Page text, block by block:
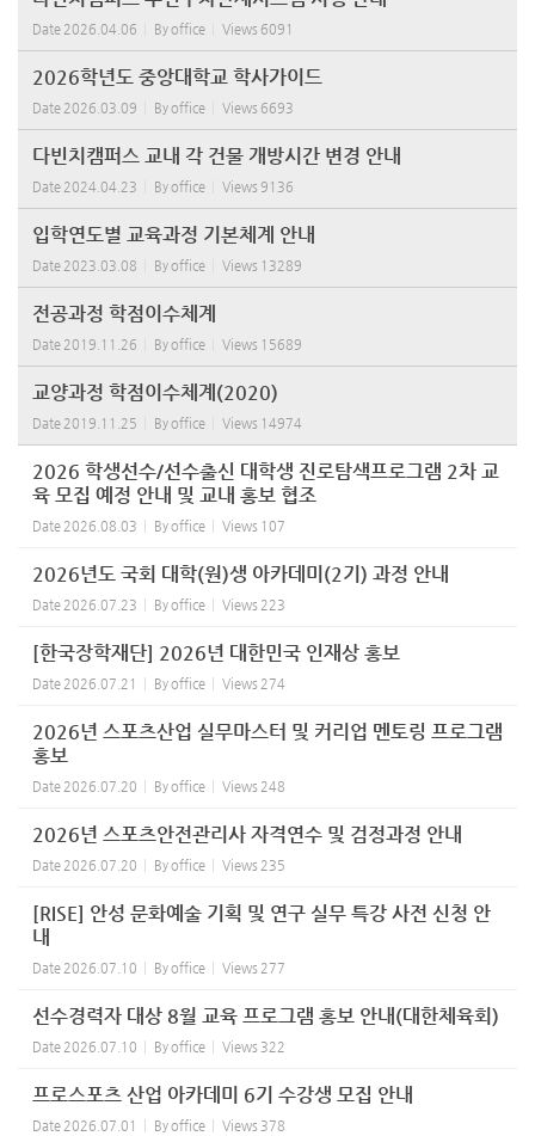
Date 2026.04.06 Byoffice Views 6091
2026학년도 중앙대학교 학사가이드
Date 2026.03.09 Byoffice Views 6693
다빈치캠퍼스 교내 각 건물 개방시간 변경 안내
Date 2024.04.23 Byoffice Views 9136
입학연도별 교육과정 기본체계 안내
Date 2023.03.08 Byoffice Views 13289
전공과정 학점이수체계
Date 2019.11.26 Byoffice Views 15689
교양과정 학점이수체계(2020)
Date 2019.11.25 Byoffice Views 14974
2026 학생선수/선수출신 대학생 진로탐색프로그램 2차 교
육 모집 예정 안내 및 교내 홍보 협조
Date 2026.08.03 Byoffice Views 107
2026년도 국회 대학(원)생 아카데미(2기) 과정 안내
Date 2026.07.23 Byoffice Views 223
[한국장학재단] 2026년 대한민국 인재상 홍보
Date 2026.07.21 Byoffice Views 274
2026년 스포츠산업 실무마스터 및 커리업 멘토링 프로그램
홍보
Date 2026.07.20 Byoffice Views 248
2026년 스포츠안전관리사 자격연수 및 검정과정 안내
Date 2026.07.20 Byoffice Views 235
[RISE] 안성 문화예술 기획 및 연구 실무 특강 사전 신청 안
내
Date 2026.07.10 Byoffice Views 277
선수경력자 대상 8월 교육 프로그램 홍보 안내(대한체육회)
Date 2026.07.10 Byoffice Views 322
프로스포츠 산업 아카데미 6기 수강생 모집 안내
Date 2026.07.01 Byoffice Views 378